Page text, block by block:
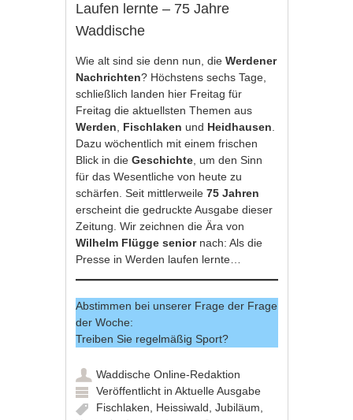
Laufen lernte – 75 Jahre
Waddische
Wie alt sind sie denn nun, dieWerdener
Nachrichten? Höchstens sechs Tage,
schließlich landen hier Freitag für
Freitag die aktuellsten Themen aus
Werden
Fischlaken und Heidhausen
Dazu wöchentlich mit einem frischen
Blick in dieGeschichte , um den Sinn
für das Wesentliche von heute zu
schärfen. Seit mittlerweile75 Jahren
erscheint die gedruckte Ausgabe dieser
Zeitung. Wir zeichnen die Ära von
Wilhelm Flügge senior nach: Als die
Presse in Werden laufen lernte…
Abstimmen bei unserer Frage der Frage
der Woche:
Treiben Sie regelmäßig Sport?
Waddische Online-Redaktion
Veröffentlicht inAktuelle Ausgabe
Fischlaken
Heissiwald ,Jubiläum